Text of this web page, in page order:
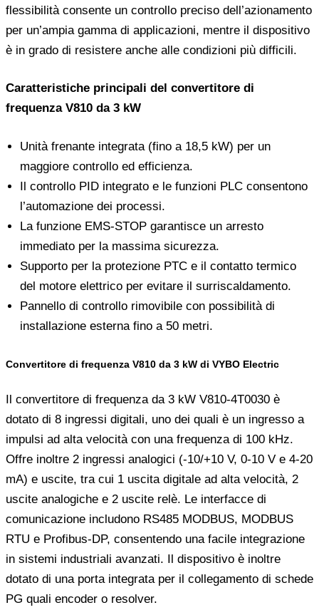
flessibilità consente un controllo preciso dell’azionamento
per un’ampia gamma di applicazioni, mentre il dispositivo
è in grado di resistere anche alle condizioni più difficili.
Caratteristiche principali del convertitore di
frequenza V810 da 3 kW
Unità frenante integrata (fino a 18,5 kW) per un
maggiore controllo ed efficienza.
Il controllo PID integrato e le funzioni PLC consentono
l’automazione dei processi.
La funzione EMS-STOP garantisce un arresto
immediato per la massima sicurezza.
Supporto per la protezione PTC e il contatto termico
del motore elettrico per evitare il surriscaldamento.
Pannello di controllo rimovibile con possibilità di
installazione esterna fino a 50 metri.
Convertitore di frequenza V810 da 3 kW di VYBO Electric
Il convertitore di frequenza da 3 kW V810-4T0030 è
dotato di 8 ingressi digitali, uno dei quali è un ingresso a
impulsi ad alta velocità con una frequenza di 100 kHz.
Offre inoltre 2 ingressi analogici (-10/+10 V, 0-10 V e 4-20
mA) e uscite, tra cui 1 uscita digitale ad alta velocità, 2
uscite analogiche e 2 uscite relè. Le interfacce di
comunicazione includono RS485 MODBUS, MODBUS
RTU e Profibus-DP, consentendo una facile integrazione
in sistemi industriali avanzati. Il dispositivo è inoltre
dotato di una porta integrata per il collegamento di schede
PG quali encoder o resolver.